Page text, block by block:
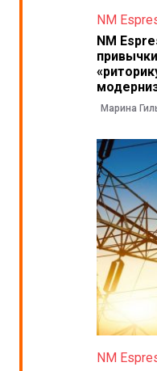
NM
NM
Марина
NM